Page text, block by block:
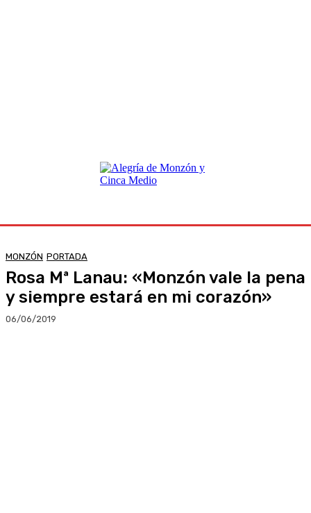
MONZÓN PORTADA
Rosa Mª Lanau: «Monzón vale la pena
y siempre estará en mi corazón»
06/06/2019